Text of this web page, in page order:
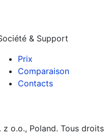
& Support
Prix
Comparaison
Contacts
o.o., Poland. Tous droits